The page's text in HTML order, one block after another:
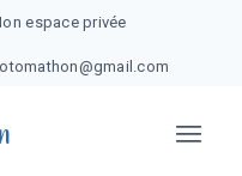
espace privée